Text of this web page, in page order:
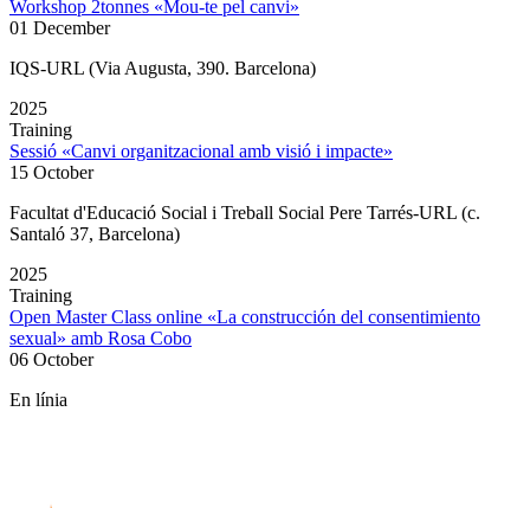
Workshop 2tonnes «Mou-te pel canvi»
01 December
IQS-URL (Via Augusta, 390. Barcelona)
2025
Training
Sessió «Canvi organitzacional amb visió i impacte»
15 October
Facultat d'Educació Social i Treball Social Pere Tarrés-URL (c.
Santaló 37, Barcelona)
2025
Training
Open Master Class online «La construcción del consentimiento
sexual» amb Rosa Cobo
06 October
En línia